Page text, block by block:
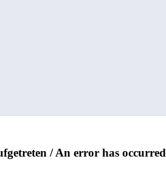
/ An error has occurred